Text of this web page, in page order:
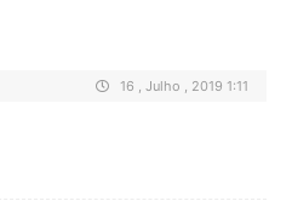
16 , Julho , 2019 1:11